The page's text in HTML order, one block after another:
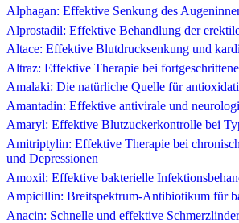
Alphagan: Effektive Senkung des
Alprostadil: Effektive Behandlung der
Altace: Effektive Blutdrucksenkung und
Altraz: Effektive Therapie bei
Amalaki: Die natürliche Quelle für
Amantadin: Effektive antivirale und
Amaryl: Effektive Blutzuckerkontrolle bei
Amitriptylin: Effektive Therapie bei
und Depressionen
Amoxil: Effektive bakterielle
Ampicillin: Breitspektrum-Antibiotikum für
Anacin: Schnelle und effektive